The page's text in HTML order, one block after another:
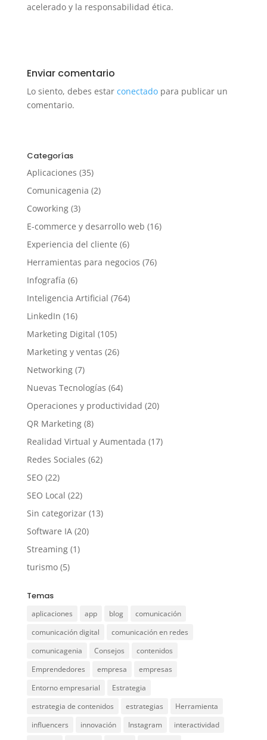
acelerado y la responsabilidad ética.
Enviar comentario
Lo siento, debes estar conectadopara publicar un
comentario.
Categorías
Aplicaciones (35)
Comunicagenia (2)
Coworking(3)
E-commerce y desarrollo web (16)
Experiencia del cliente (6)
Herramientas para negocios (76)
Infografía (6)
Inteligencia Artificial (764)
LinkedIn (16)
Marketing Digital (105)
Marketing y ventas (26)
Networking(7)
Nuevas Tecnologías (64)
Operaciones y productividad (20)
QR Marketing(8)
Realidad Virtual y Aumentada (17)
Redes Sociales (62)
SEO (22)
SEO Local (22)
Sin categorizar(13)
Software IA(20)
Streaming(1)
turismo(5)
Temas
aplicaciones app blog
comunicación
comunicación digital
comunicación en redes
comunicagenia
Consejos
contenidos
Emprendedores
empresa
empresas
Entorno empresarial
Estrategia
estrategia de contenidos
estrategias
Herramienta
influencers
innovación Instagram
interactividad